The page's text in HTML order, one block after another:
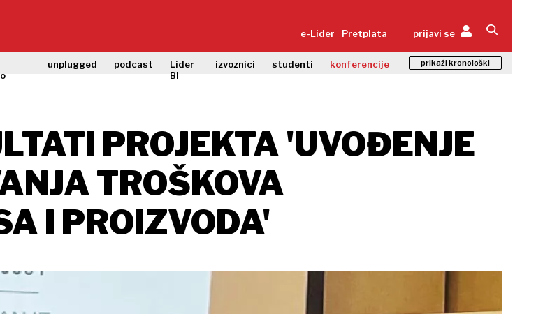
e-Lider Pretplata prijavi se
unplugged podcast
Lider
BI
izvoznici studenti konferencije prikaži kronološki
PROJEKTA 'UVOĐENJE
TROŠKOVA
I PROIZVODA'